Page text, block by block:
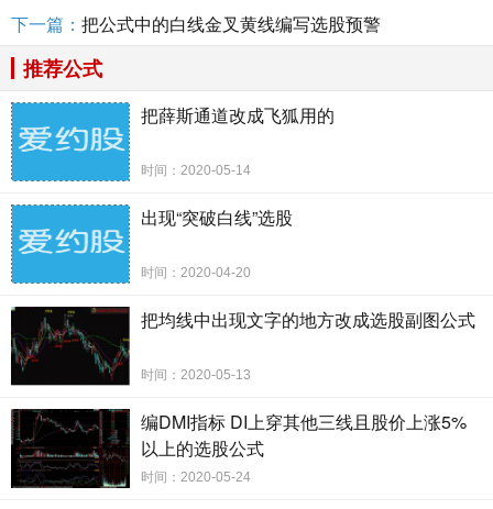
下一篇： 把公式中的白线金叉黄线编写选股预警
推荐公式
把薛斯通道改成飞狐用的
时间：2020-05-14
出现“突破白线”选股
时间：2020-04-20
把均线中出现文字的地方改成选股副图公式
时间：2020-05-13
编DMI指标 DI上穿其他三线且股价上涨5%
以上的选股公式
时间：2020-05-24